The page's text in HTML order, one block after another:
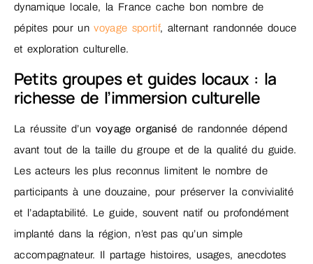
dynamique locale, la France cache bon nombre de
pépites pour unvoyage sportif, alternant randonnée douce
et exploration culturelle.
Petits groupes et guides locaux : la
richesse de l’immersion culturelle
La réussite d’un voyage organisé de randonnée dépend
avant tout de la taille du groupe et de la qualité du guide.
Les acteurs les plus reconnus limitent le nombre de
participants à une douzaine, pour préserver la convivialité
et l’adaptabilité. Le guide, souvent natif ou profondément
implanté dans la région, n’est pas qu’un simple
accompagnateur. Il partage histoires, usages, anecdotes